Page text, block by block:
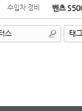
수입차 정비 벤츠